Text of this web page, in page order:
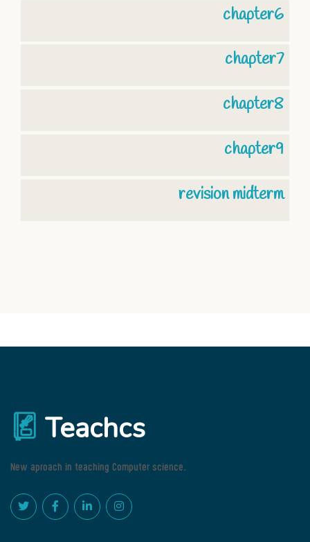
chapter6
chapter7
chapter8
chapter9
revision midterm
Teachcs
New aproach in teaching Computer science.